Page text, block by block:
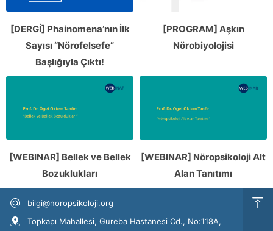
[DERGİ] Phainomena’nın İlk
Sayısı “Nörofelsefe”
Başlığıyla Çıktı!
[PROGRAM] Aşkın
Nörobiyolojisi
[WEBINAR] Bellek ve Bellek
Bozuklukları
[WEBINAR] Nöropsikoloji Alt
Alan Tanıtımı
bilgi@noropsikoloji.org
Topkapı Mahallesi, Gureba Hastanesi Cd., No:118A,